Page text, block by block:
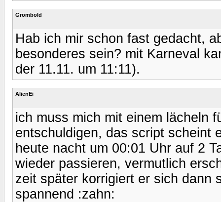
Grombold
Hab ich mir schon fast gedacht,
besonderes sein? mit Karneval
der 11.11. um 11:11).
AlienEi
ich muss mich mit einem lächeln
entschuldigen, das script scheint
heute nacht um 00:01 Uhr auf 2
wieder passieren, vermutlich
zeit später korrigiert er sich dann
spannend :zahn: